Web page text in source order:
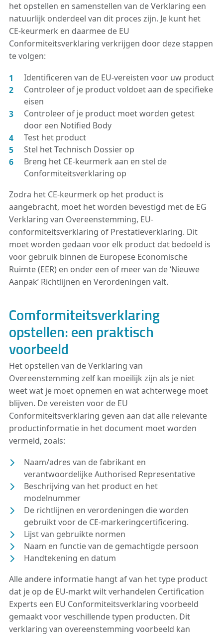
het opstellen en samenstellen van de Verklaring een
natuurlijk onderdeel van dit proces zijn. Je kunt het
CE-keurmerk en daarmee de EU
Conformiteitsverklaring verkrijgen door deze stappen
te volgen:
Identificeren van de EU-vereisten voor uw product
Controleer of je product voldoet aan de specifieke
eisen
Controleer of je product moet worden getest
door een Notified Body
Test het product
Stel het Technisch Dossier op
Breng het CE-keurmerk aan en stel de
Conformiteitsverklaring op
Zodra het CE-keurmerk op het product is
aangebracht, moet het worden bevestigd met de EG
Verklaring van Overeenstemming, EU-
conformiteitsverklaring of Prestatieverklaring. Dit
moet worden gedaan voor elk product dat bedoeld is
voor gebruik binnen de Europese Economische
Ruimte (EER) en onder een of meer van de ‘Nieuwe
Aanpak’ Richtlijnen en Verordeningen valt.
Comformiteitsverklaring
opstellen: een praktisch
voorbeeld
Het opstellen van de Verklaring van
Overeenstemming zelf kan moeilijk zijn als je niet
weet wat je moet opnemen en wat achterwege moet
blijven. De vereisten voor de EU
Conformiteitsverklaring geven aan dat alle relevante
productinformatie in het document moet worden
vermeld, zoals:
Naam/adres van de fabrikant en
verantwoordelijke Authorised Representative
Beschrijving van het product en het
modelnummer
De richtlijnen en verordeningen die worden
gebruikt voor de CE-markeringcertificering.
Lijst van gebruikte normen
Naam en functie van de gemachtigde persoon
Handtekening en datum
Alle andere informatie hangt af van het type product
dat je op de EU-markt wilt verhandelen Certification
Experts een EU Conformiteitsverklaring voorbeeld
gemaakt voor veschillende typen producten. Dit
verklaring van overeenstemming voorbeeld kan